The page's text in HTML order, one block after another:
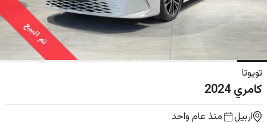
تم البيع
تويوتا
كامري2024
اربيل منذ عام واحد